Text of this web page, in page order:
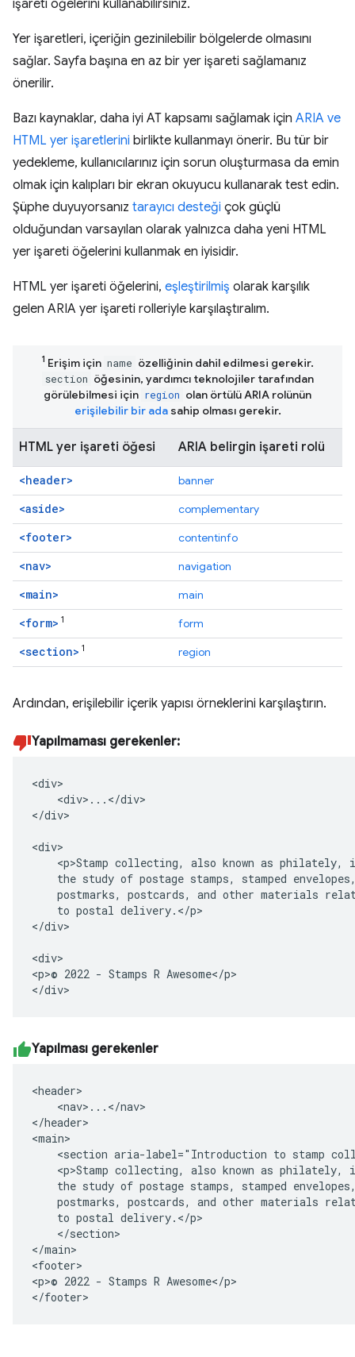
işareti öğelerini kullanabilirsiniz.
Yer işaretleri, içeriğin gezinilebilir bölgelerde olmasını
sağlar. Sayfa başına en az bir yer işareti sağlamanız
önerilir.
Bazı kaynaklar, daha iyi AT kapsamı sağlamak için ARIA ve
HTML yer işaretlerini birlikte kullanmayı önerir. Bu tür bir
yedekleme, kullanıcılarınız için sorun oluşturmasa da emin
olmak için kalıpları bir ekran okuyucu kullanarak test edin.
Şüphe duyuyorsanız tarayıcı desteği çok güçlü
olduğundan varsayılan olarak yalnızca daha yeni HTML
yer işareti öğelerini kullanmak en iyisidir.
HTML yer işareti öğelerini, eşleştirilmiş olarak karşılık
gelen ARIA yer işareti rolleriyle karşılaştıralım.
HTML yer işareti öğesi ARIA belirgin işareti rolü
<header> banner
<aside> complementary
<footer> contentinfo
<nav> navigation
<main> main
<form> 1 form
<section> 1 region
1 Erişim için name özelliğinin dahil edilmesi gerekir.
section öğesinin, yardımcı teknolojiler tarafından
görülebilmesi için region olan örtülü ARIA rolünün
erişilebilir bir adasahip olması gerekir.
Ardından, erişilebilir içerik yapısı örneklerini karşılaştırın.
Yapılmaması gerekenler:
<div>
    <div>...</div>
</div>
<div>
<p>Stamp collecting, also known as philately,
the study of postage stamps, stamped
postmarks, postcards, and other materials
    to postal delivery.</p>
</div>
<div>
<p>© 2022 - Stamps R Awesome</p>
</div>
Yapılması gerekenler
<header>
    <nav>...</nav>
</header>
<main>
<section aria-label="Introduction to stamp
<p>Stamp collecting, also known as philately,
the study of postage stamps, stamped
postmarks, postcards, and other materials
    to postal delivery.</p>
    </section>
</main>
<footer>
<p>© 2022 - Stamps R Awesome</p>
</footer>